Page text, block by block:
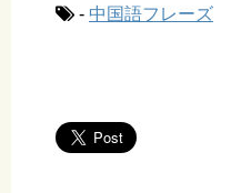
- 中国語フレーズ